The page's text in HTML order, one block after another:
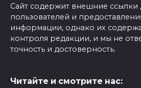
Сайт содержит внешние ссылки
пользователей и
информации, однако их
контроля редакции, и мы не
точность и достоверность.
Читайте и смотрите нас: